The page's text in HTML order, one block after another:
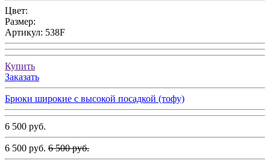
Цвет:
Размер:
Артикул: 538F
Купить
Заказать
Брюки широкие с высокой посадкой (тофу)
6 500 руб.
6 500 руб. 6 500 руб.